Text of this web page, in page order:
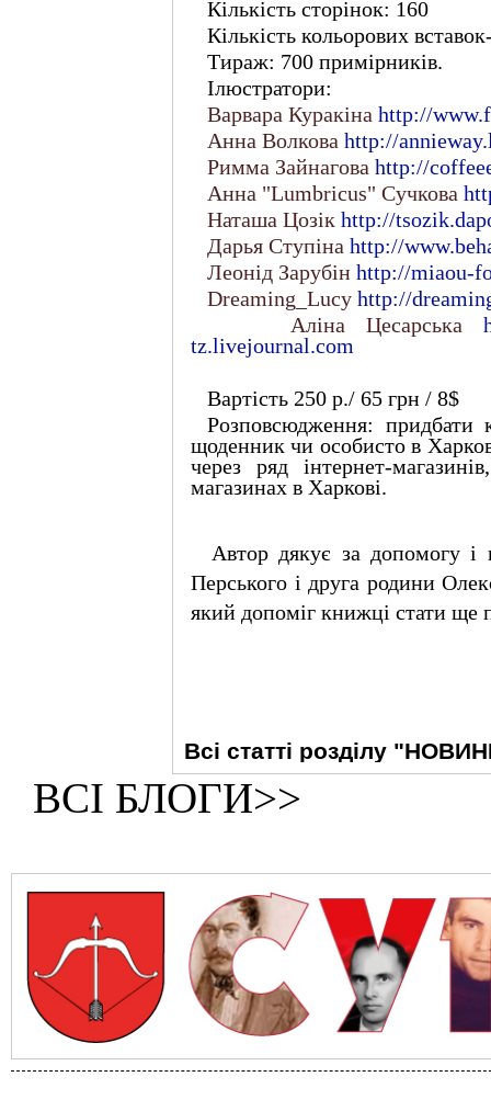
Кількість сторінок: 160
Кількість кольорових
Тираж: 700 примірників.
Ілюстратори:
Варвара Куракіна http://
Анна Волкова http://
Римма Зайнагова http://
Анна "Lumbricus" Сучкова
Наташа Цозік http://
Дарья Ступіна http://
Леонід Зарубін http://miaou-
Dreaming_Lucy http://
Аліна Цесарська
tz.livejournal.com
Вартість 250 р./ 65 грн / 8$
Розповсюдження:
щоденник чи особисто в
через ряд інтернет-
магазинах в Харкові.
Автор дякує за допомогу і
Перського і друга родини
який допоміг книжці стати ще
Всі статті розділу
ВСІ БЛОГИ>>